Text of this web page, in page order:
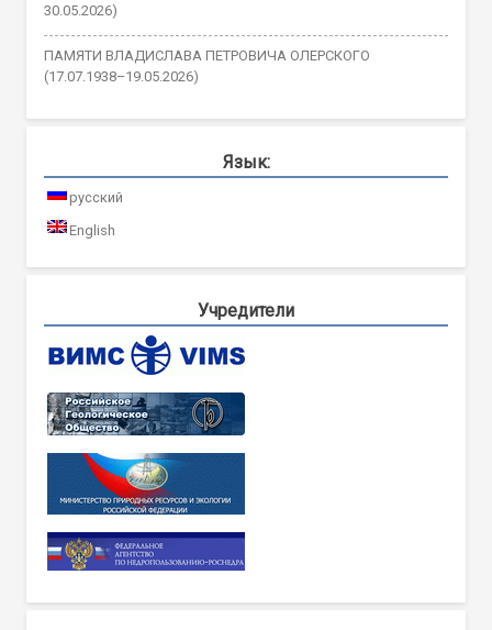
30.05.2026)
ПАМЯТИ ВЛАДИСЛАВА ПЕТРОВИЧА ОЛЕРСКОГО
(17.07.1938–19.05.2026)
Язык:
русский
English
Учредители